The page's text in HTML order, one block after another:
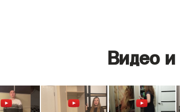
Видео и